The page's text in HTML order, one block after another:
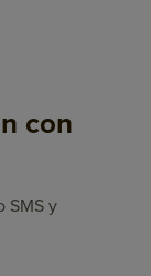
con
SMS y